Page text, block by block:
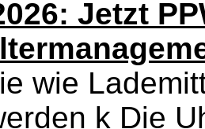
Jetzt
wie
k Die